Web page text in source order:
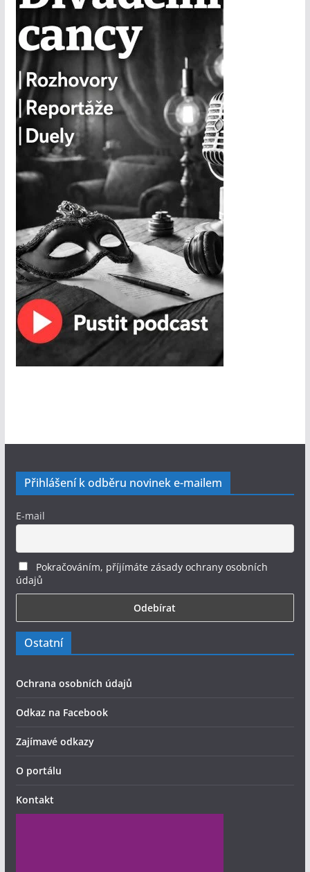
Přihlášení k odběru novinek e-mailem
E-mail
Pokračováním, příjímáte zásady ochrany osobních
údajů
Ostatní
Ochrana osobních údajů
Odkaz na Facebook
Zajímavé odkazy
O portálu
Kontakt